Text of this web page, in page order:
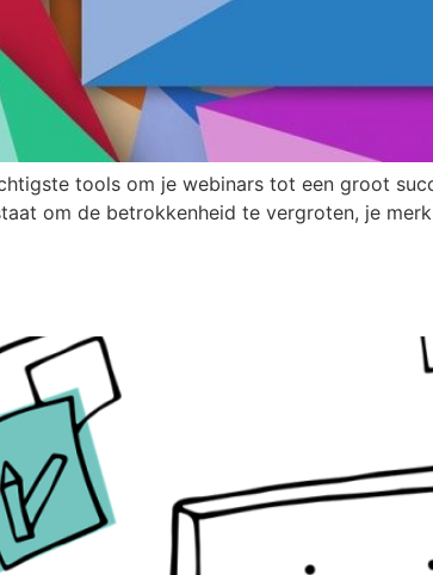
tools om je webinars tot een groot
om de betrokkenheid te vergroten, je